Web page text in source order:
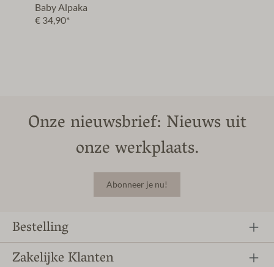
Baby Alpaka
€ 34,90*
Onze nieuwsbrief: Nieuws uit
onze werkplaats.
Abonneer je nu!
Bestelling
Zakelijke Klanten